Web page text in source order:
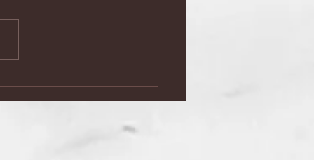
ナーと語らいの夕べ」
回